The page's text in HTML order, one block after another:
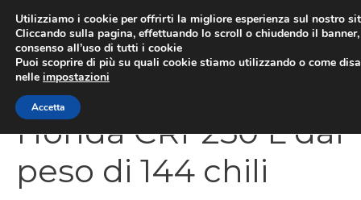
contenuto
Honda CRF250 L dal
peso di 144 chili
Utilizziamo i cookie per offrirti la migliore esperienza sul nostro
Cliccando sulla pagina, effettuando lo scroll o chiudendo il
consenso all’uso di tutti i cookie
Puoi scoprire di più su quali cookie stiamo utilizzando o come
nelle impostazioni
Accetta